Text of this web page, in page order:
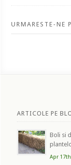
URMARESTE-NE
ARTICOLE PE
Boli si
Apr